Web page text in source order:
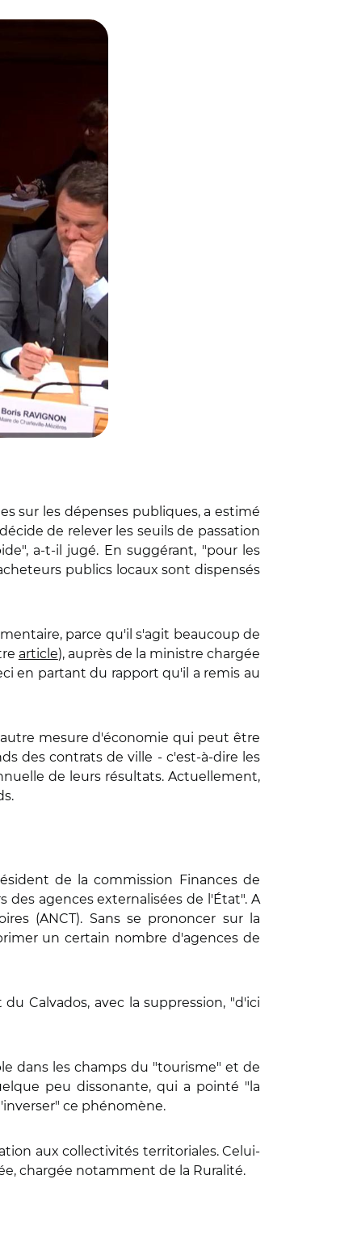
sur les dépenses publiques, a estimé
de relever les seuils de passation
a-t-il jugé. En suggérant, "pour les
publics locaux sont dispensés
parce qu'il s'agit beaucoup de
article), auprès de la ministre chargée
en partant du rapport qu'il a remis au
mesure d'économie qui peut être
des contrats de ville - c'est-à-dire les
de leurs résultats. Actuellement,
de la commission Finances de
agences externalisées de l'État". A
(ANCT). Sans se prononcer sur la
un certain nombre d'agences de
Calvados, avec la suppression, "d'ici
dans les champs du "tourisme" et de
peu dissonante, qui a pointé "la
ce phénomène.
aux collectivités territoriales. Celui-
chargée notamment de la Ruralité.